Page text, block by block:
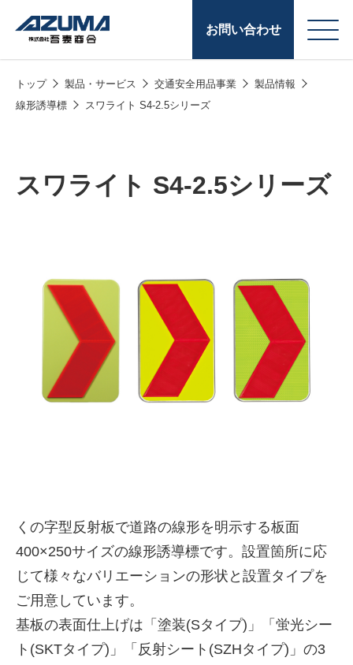
お問い合わせ
株式会社吾妻商会 会
社案内
要
株式会社吾妻製作所 会社案
内
製品・サービス
燃料小口配送
(ガソリンカード)
コークス・鋳物
トップ 製品・サービス 交通安全用品事業
製品情報
線形誘導標
スワライト S4-2.5シリーズ
スワライト S4-2.5シリーズ
くの字型反射板で道路の線形を明示する板面
400×250サイズの線形誘導標です。設置箇所に応
じて様々なバリエーションの形状と設置タイプを
ご用意しています。
基板の表面仕上げは「塗装(Sタイプ)」「蛍光シー
ト(SKTタイプ)」「反射シート(SZHタイプ)」の3